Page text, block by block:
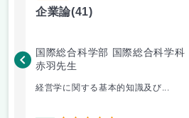
企業論(41)
国際総合科学部 国際総合科学科
赤羽先生
経営学に関する基本的知識及び...